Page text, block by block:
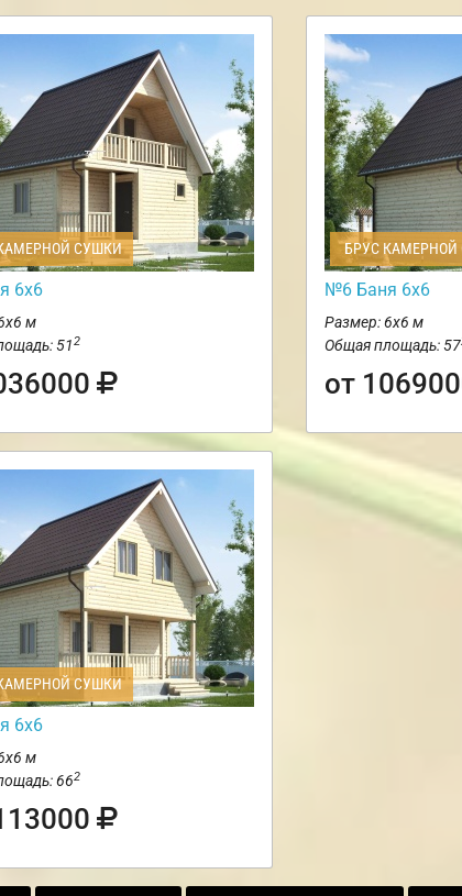
СУШКИ
6х6
м
512
БРУС КАМЕРНОЙ
№6 Баня 6х6
Размер: 6х6 м
Общая площадь: 57
от
СУШКИ
6х6
м
662